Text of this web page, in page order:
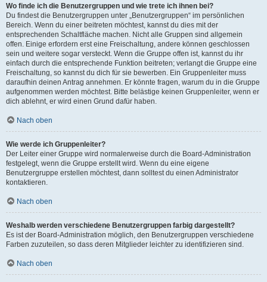
Wo finde ich die Benutzergruppen und wie trete ich ihnen bei?
Du findest die Benutzergruppen unter „Benutzergruppen“ im persönlichen
Bereich. Wenn du einer beitreten möchtest, kannst du dies mit der
entsprechenden Schaltfläche machen. Nicht alle Gruppen sind allgemein
offen. Einige erfordern erst eine Freischaltung, andere können geschlossen
sein und weitere sogar versteckt. Wenn die Gruppe offen ist, kannst du ihr
einfach durch die entsprechende Funktion beitreten; verlangt die Gruppe eine
Freischaltung, so kannst du dich für sie bewerben. Ein Gruppenleiter muss
daraufhin deinen Antrag annehmen. Er könnte fragen, warum du in die Gruppe
aufgenommen werden möchtest. Bitte belästige keinen Gruppenleiter, wenn er
dich ablehnt, er wird einen Grund dafür haben.
Nach oben
Wie werde ich Gruppenleiter?
Der Leiter einer Gruppe wird normalerweise durch die Board-Administration
festgelegt, wenn die Gruppe erstellt wird. Wenn du eine eigene
Benutzergruppe erstellen möchtest, dann solltest du einen Administrator
kontaktieren.
Nach oben
Weshalb werden verschiedene Benutzergruppen farbig dargestellt?
Es ist der Board-Administration möglich, den Benutzergruppen verschiedene
Farben zuzuteilen, so dass deren Mitglieder leichter zu identifizieren sind.
Nach oben